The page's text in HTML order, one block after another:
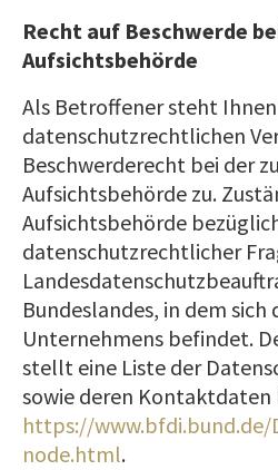
Recht auf Beschwerde
Aufsichtsbehörde
Als Betroffener steht
datenschutzrechtlichen
Beschwerderecht bei der
Aufsichtsbehörde zu.
Aufsichtsbehörde
datenschutzrechtlicher
Bundeslandes, in dem sich
Unternehmens befindet.
stellt eine Liste der
sowie deren Kontaktdaten
https://
node.html.